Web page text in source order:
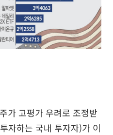
가 고평가 우려로 조정받
자하는 국내 투자자)가 이